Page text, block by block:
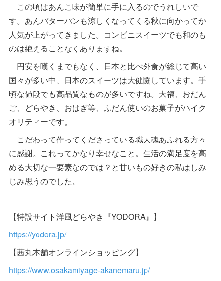
この頃はあんこ味が簡単に手に入るのでうれしいで
す。あんバターパンも涼しくなってくる秋に向かってか
人気が上がってきました。コンビニスイーツでも和のも
のは絶えることなくありますね。
円安を嘆くまでもなく、日本と比べ外食が総じて高い
国々が多い中、日本のスイーツは大健闘しています。手
頃な値段でも高品質なものが多いですね。大福、おだん
ご、どらやき、おはぎ等、ふだん使いのお菓子がハイク
オリティーです。
こだわって作ってくださっている職人魂あふれる方々
に感謝。これってかなり幸せなこと。生活の満足度を高
める大切な一要素なのでは？と甘いもの好きの私はしみ
じみ思うのでした。
【特設サイト洋風どらやき『YODORA』】
https://yodora.jp/
【茜丸本舗オンラインショッピング】
https://www.osakamiyage-akanemaru.jp/